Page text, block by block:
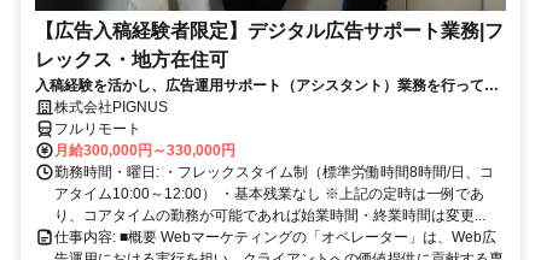
【広告入稿経験者限定】デジタル広告サポート業務|フ
レックス・地方在住可
入稿経験を活かし、広告運用サポート（アシスタント）業務を行ってい
ただきます。完全在宅・フレックス・充実した福利厚生で、正社員で理
想の働き方を追求できます。また、女性が活躍している職場なので、産
休・育休も取得しやすい環境です。
株式会社PIGNUS
フルリモート
月給300,000円～330,000円
勤務時間・曜日: ・フレックスタイム制（標準労働時間8時間/日、コ
アタイム10:00～12:00） ・基本残業なし ※上記の定時は一例であ
り、コアタイムの勤務が可能であれば始業時間・終業時間は変更...
仕事内容: ■概要 Webマーケティングの「オペレーター」は、Web広